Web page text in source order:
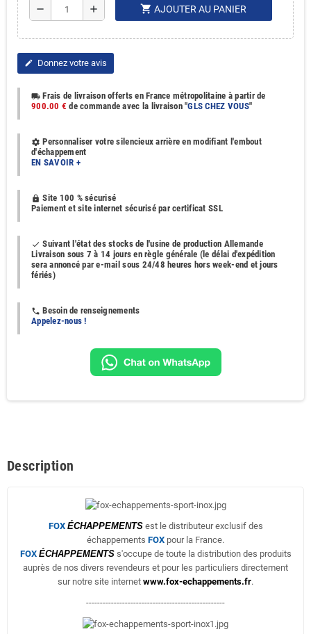
remove add shopping_cart AJOUTER AU PANIER
edit Donnez votre avis
local_shipping Frais de livraison offerts en France métropolitaine à partir de
900.00 € de commande avec la livraison "GLS CHEZ VOUS"
settings Personnaliser votre silencieux arrière en modifiant l'embout
d'échappement
EN SAVOIR +
https Site 100 % sécurisé
Paiement et site internet sécurisé par certificat SSL
done Suivant l'état des stocks de l'usine de production Allemande
Livraison sous 7 à 14 jours en règle générale (le délai d'expédition
sera annoncé par e-mail sous 24/48 heures hors week-end et jours
fériés)
phone Besoin de renseignements
Appelez-nous !
Description
FOX ÉCHAPPEMENTSest le distributeur exclusif des
échappements FOX pour la France.
FOX ÉCHAPPEMENTSs'occupe de toute la distribution des produits
auprès de nos divers revendeurs et pour les particuliers directement
sur notre site internet www.fox-echappements.fr.
--------------------------------------------------